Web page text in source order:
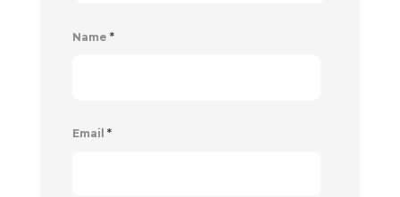
Name *
Email *